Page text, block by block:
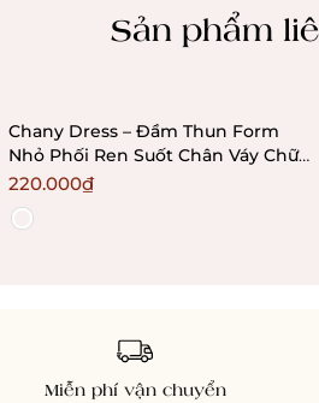
Sản phẩm
Chany Dress – Đầm Thun Form
Nhỏ Phối Ren Suốt Chân Váy Chữ
A Ôm Sát Bralettehousevn
220.000₫
Miễn phí vận chuyển